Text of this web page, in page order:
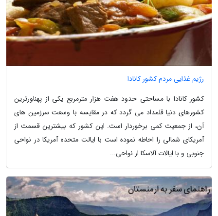
رژیم غذایی مردم کشور کانادا
کشور کانادا با مساحتی حدود هفت هزار مترمربع یکی از پهناورترین
کشورهای دنیا قلمداد می گردد که در مقایسه با وسعت سرزمین های
آن، از جمعیت کمی برخوردار است. این کشور که بیشترین قسمت از
آمریکای شمالی را احاطه نموده است با ایالت متحده آمریکا در نواحی
جنوبی و با ایالات آلاسکا از نواحی...